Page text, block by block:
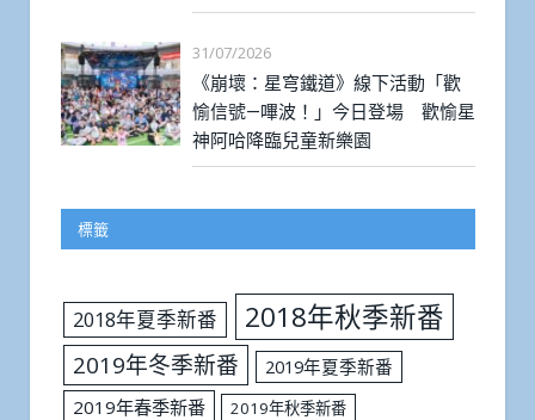
31/07/2026
《崩壞：星穹鐵道》線下活動「歡
愉信號—嗶波！」今日登場 歡愉星
神阿哈降臨兒童新樂園
標籤
2018年夏季新番 2018年秋季新番
2019年冬季新番
2019年夏季新番
2019年春季新番
2019年秋季新番